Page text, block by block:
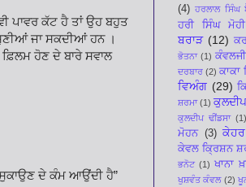
ਪਾਵਰ ਕੱਟ ਹੈ ਤਾਂ ਉਹ ਬਹੁਤ
ਜਾ ਸਕਦੀਆਂ ਹਨ ।
ਹੋਣ ਦੇ ਬਾਰੇ ਸਵਾਲ
ਸੁਕਾਉਣ ਦੇ ਕੰਮ ਆਉਂਦੀ ਹੈ”
(4) ਹਰਲਾਲ ਸਿੰਘ
ਹਰੀ ਸਿੰਘ ਮੋਹੀ
ਬਰਾੜ (12)
ਭੋਤਨਾ (1)
ਦਰਬਾਰ (2) ਕਾਕਾ
ਵਿਅੰਗ (29)
ਸ਼ਰਮਾ (1)
ਕੁਲਦੀਪ ਢੀਂਡਸਾ
ਮੋਹਨ (3)
ਕੇਵਲ ਕ੍ਰਿਸ਼ਨ
ਭਨੋਟ (1) ਖਾਨਾ
ਖੁਸ਼ਵੰਤ ਕੰਵਲ (2)